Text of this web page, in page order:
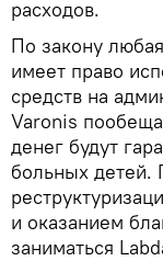
расходов.
По закону
имеет право
средств на
Varonis
денег будут
больных детей.
и оказанием
заниматься